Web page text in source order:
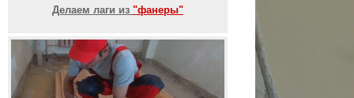
Делаем лаги из "фанеры"